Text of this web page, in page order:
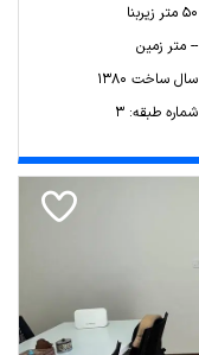
50 متر زیربنا
-- متر زمین
سال ساخت 1380
شماره طبقه: 3